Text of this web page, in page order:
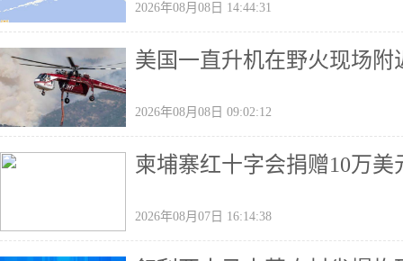
2026年08月08日 14:44:31
美国一直升机在野火现场
2026年08月08日 09:02:12
柬埔寨红十字会捐赠10万
2026年08月07日 16:14:38